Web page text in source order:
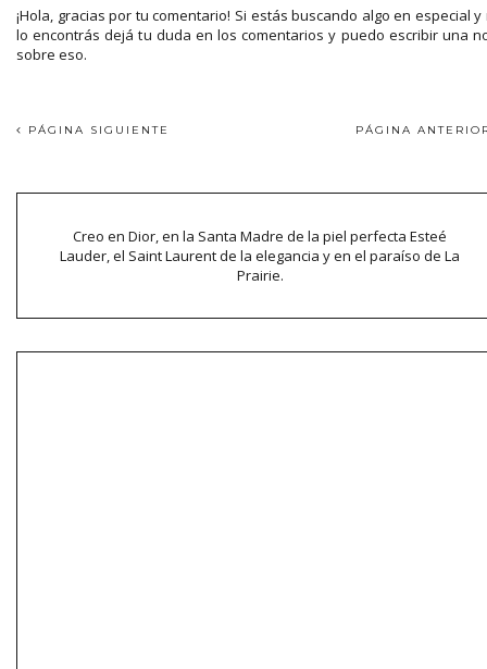
¡Hola, gracias por tu comentario! Si estás buscando algo en especial y
lo encontrás dejá tu duda en los comentarios y puedo escribir una
sobre eso.
PÁGINA SIGUIENTE PÁGINA
Creo en Dior, en la Santa Madre de la piel perfecta Esteé
Lauder, el Saint Laurent de la elegancia y en el paraíso de La
Prairie.